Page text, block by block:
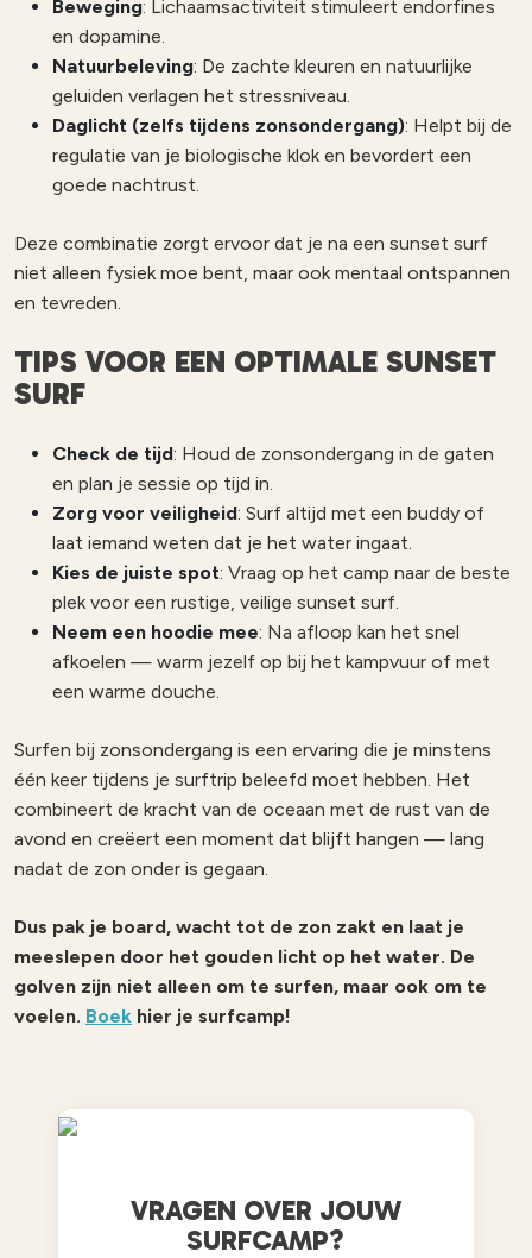
Beweging: Lichaamsactiviteit stimuleert endorfines
en dopamine.
Natuurbeleving: De zachte kleuren en natuurlijke
geluiden verlagen het stressniveau.
Daglicht (zelfs tijdens zonsondergang): Helpt bij de
regulatie van je biologische klok en bevordert een
goede nachtrust.
Deze combinatie zorgt ervoor dat je na een sunset surf
niet alleen fysiek moe bent, maar ook mentaal ontspannen
en tevreden.
TIPS VOOR EEN OPTIMALE SUNSET
SURF
Check de tijd: Houd de zonsondergang in de gaten
en plan je sessie op tijd in.
Zorg voor veiligheid: Surf altijd met een buddy of
laat iemand weten dat je het water ingaat.
Kies de juiste spot: Vraag op het camp naar de beste
plek voor een rustige, veilige sunset surf.
Neem een hoodie mee: Na afloop kan het snel
afkoelen — warm jezelf op bij het kampvuur of met
een warme douche.
Surfen bij zonsondergang is een ervaring die je minstens
één keer tijdens je surftrip beleefd moet hebben. Het
combineert de kracht van de oceaan met de rust van de
avond en creëert een moment dat blijft hangen — lang
nadat de zon onder is gegaan.
Dus pak je board, wacht tot de zon zakt en laat je
meeslepen door het gouden licht op het water. De
golven zijn niet alleen om te surfen, maar ook om te
voelen. Boek hier je surfcamp!
VRAGEN OVER JOUW
SURFCAMP?